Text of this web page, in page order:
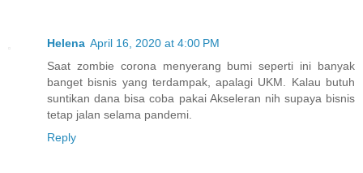
Helena April 16, 2020 at 4:00 PM
Saat zombie corona menyerang bumi seperti ini banyak
banget bisnis yang terdampak, apalagi UKM. Kalau butuh
suntikan dana bisa coba pakai Akseleran nih supaya bisnis
tetap jalan selama pandemi.
Reply